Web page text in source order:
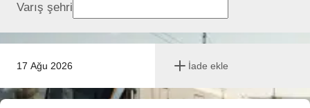
17 Ağu 2026 İade ekle
Varış şehri